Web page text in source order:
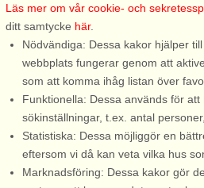
Info och öppettider
Innan semestern
Topp-attraktioner i
Läs mer om vår cookie- och
ditt samtycke här.
Nödvändiga: Dessa kakor hjälper
webbplats fungerar genom att
som att komma ihåg listan över
Funktionella: Dessa används för att
sökinställningar, t.ex. antal
Statistiska: Dessa möjliggör en
eftersom vi då kan veta vilka hus
Marknadsföring: Dessa kakor gör